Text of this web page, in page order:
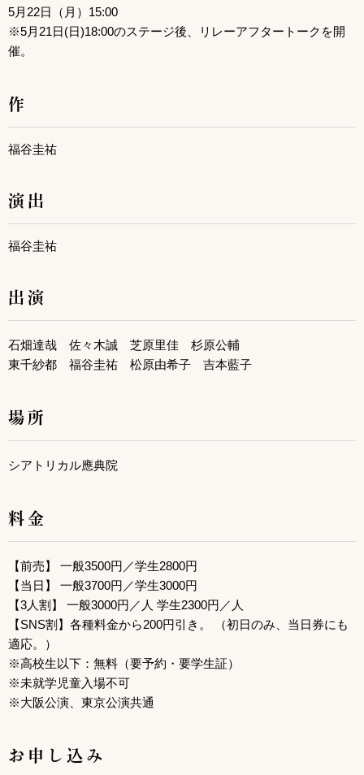
5月22日（月）15:00
※5月21日(日)18:00のステージ後、リレーアフタートークを開
催。
作
福谷圭祐
演出
福谷圭祐
出演
石畑達哉 佐々木誠 芝原里佳 杉原公輔
東千紗都 福谷圭祐 松原由希子 吉本藍子
場所
シアトリカル應典院
料金
【前売】 一般3500円／学生2800円
【当日】 一般3700円／学生3000円
【3人割】 一般3000円／人 学生2300円／人
【SNS割】各種料金から200円引き。 （初日のみ、当日券にも
適応。）
※高校生以下：無料（要予約・要学生証）
※未就学児童入場不可
※大阪公演、東京公演共通
お申し込み